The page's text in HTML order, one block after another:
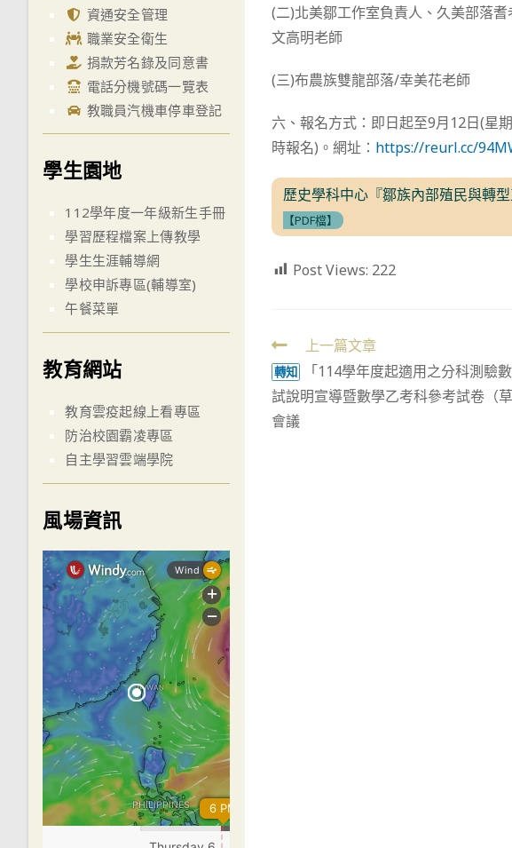
(二)北美鄒工作室負責人、久美部落
文高明老師
(三)布農族雙龍部落/幸美花老師
六、報名方式：即日起至9月12日(星
時報名)。網址： https://reurl.cc/
歷史學科中心『鄒族內部殖民與轉
【PDF檔】
Post Views: 222
Read
more
articles
上一篇文章
轉知
「114學年度起適用之分科測驗
試說明宣導暨數學乙考科參考試卷（
會議
資通安全管理
職業安全衛生
捐款芳名錄及同意書
電話分機號碼一覽表
教職員汽機車停車登記
學生園地
112學年度一年級新生手冊
學習歷程檔案上傳教學
學生生涯輔導網
學校申訴專區(輔導室)
午餐菜單
教育網站
教育雲疫起線上看專區
防治校園霸凌專區
自主學習雲端學院
風場資訊